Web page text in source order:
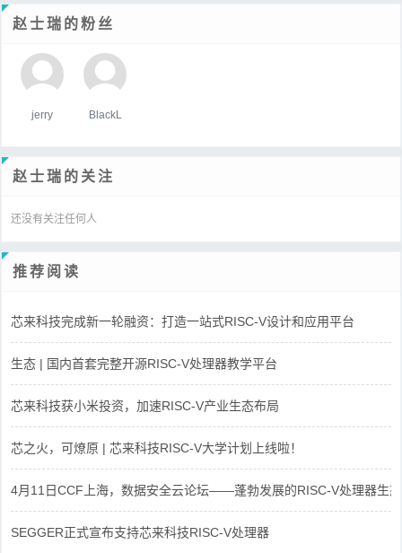
赵士瑞的粉丝
jerry BlackL
赵士瑞的关注
还没有关注任何人
推荐阅读
芯来科技完成新一轮融资：打造一站式RISC-V设计和应用平台
生态 | 国内首套完整开源RISC-V处理器教学平台
芯来科技获小米投资，加速RISC-V产业生态布局
芯之火，可燎原 | 芯来科技RISC-V大学计划上线啦！
4月11日CCF上海，数据安全云论坛——蓬勃发展的RISC-V处理器生态
SEGGER正式宣布支持芯来科技RISC-V处理器